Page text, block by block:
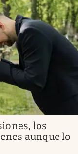
los
aunque lo